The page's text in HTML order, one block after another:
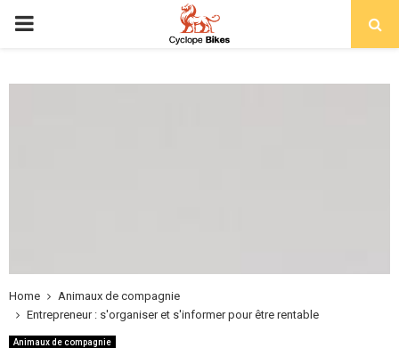
PRIMARY
Home
Animaux de compagnie
Entrepreneur : s'organiser et s'informer pour être rentable
Animaux de compagnie